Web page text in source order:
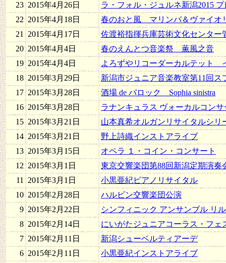
23 2015年4月26日
ラ・フォル・ジュルネ新潟2015
22 2015年4月18日
春のおと風 マリンバ＆ヴァイオ
21 2015年4月17日
佐渡裕指揮兵庫芸術文化センター
20 2015年4月4日
春のえんとつ音楽祭 薫風之音
19 2015年4月4日
よろずやリコーダーカルテット
18 2015年3月29日
新潟市ジュニア音楽教室第11回ス
17 2015年3月28日
酒場 de バロック Sophia sinistra
16 2015年3月28日
ラナンキュラス ヴォーカルコンサ
15 2015年3月21日
山本真希オルガンリサイタルシリ
14 2015年3月21日
野上詩織インストアライブ
13 2015年3月15日
オペラ １・コイン・コンサート
12 2015年3月1日
東京交響楽団第88回新潟定期演奏
11 2015年3月1日
小黒亜紀ピアノリサイタル
10 2015年2月28日
ハルビン交響楽団公演
9 2015年2月22日
シンフィニック アンサンブル リ
8 2015年2月14日
にいがたジュニアコーラス・フェ
7 2015年2月11日
新潟シューベルティアーデ
6 2015年2月11日
小黒亜紀インストアライブ